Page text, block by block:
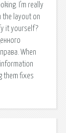
I’m really
the layout on
it yourself?
When
them fixes